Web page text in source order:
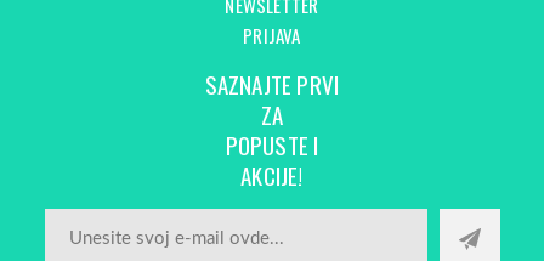
PRIJAVA
SAZNAJTE PRVI
ZA
POPUSTE I
AKCIJE!